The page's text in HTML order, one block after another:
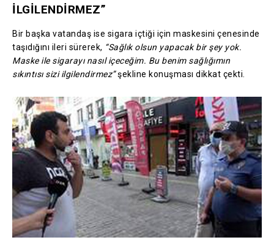
İLGİLENDİRMEZ”
Bir başka vatandaş ise sigara içtiği için maskesini çenesinde
taşıdığını ileri sürerek, “Sağlık olsun yapacak bir şey yok.
Maske ile sigarayı nasıl içeceğim. Bu benim sağlığımın
sıkıntısı sizi ilgilendirmez”şekline konuşması dikkat çekti.